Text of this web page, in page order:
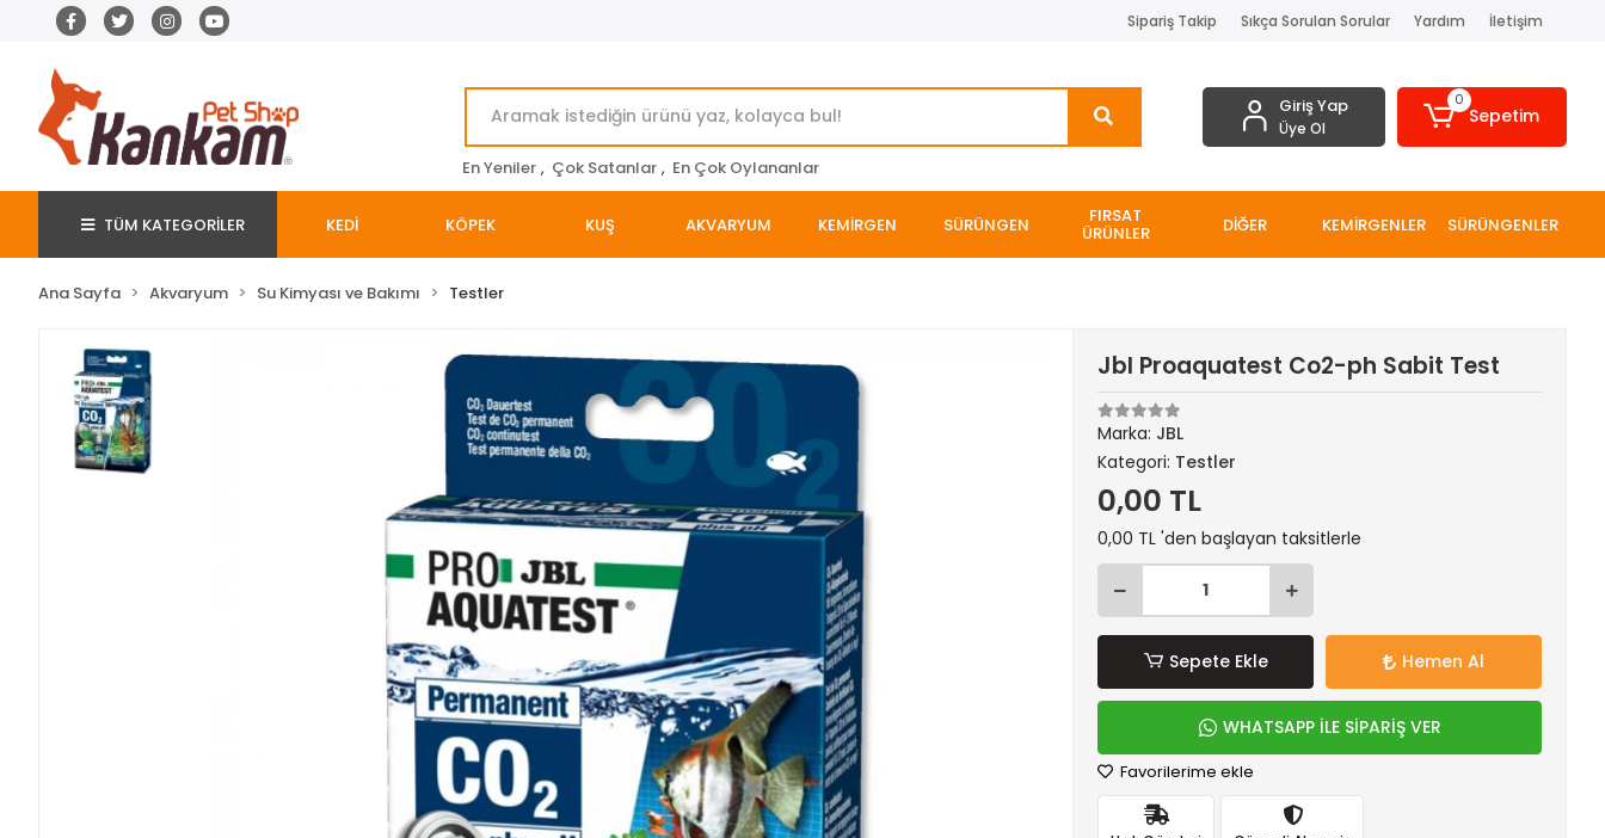
Sipariş Takip Sıkça Sorulan Sorular Yardım İletişim
En Yeniler , Çok Satanlar , En Çok Oylananlar
Giriş Yap
Üye Ol
0
Sepetim
TÜM KATEGORİLER KEDİ KÖPEK KUŞ AKVARYUM KEMİRGEN SÜRÜNGEN FIRSAT
ÜRÜNLER DİĞER KEMİRGENLER SÜRÜNGENLER
Ana Sayfa Akvaryum Su Kimyası ve Bakımı Testler
Jbl Proaquatest Co2-ph Sabit Test
Marka: JBL
Kategori: Testler
0,00 TL
0,00 TL 'den başlayan taksitlerle
Sepete Ekle Hemen Al
WHATSAPP İLE SİPARİŞ VER
Favorilerime ekle